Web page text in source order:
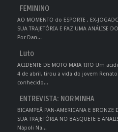
FEMININO
AO MOMENTO do ESPORTE , EX-
SUA TRAJETÓRIA E FAZ UMA ANÁLISE
Por Dan...
Luto
ACIDENTE DE MOTO MATA TITO Um
4 de abril, tirou a vida do jovem
conhecido...
ENTREVISTA: NORMINHA
BICAMPEÃ PAN-AMERICANA E BRONZE
SUA TRAJETÓRIA NO BASQUETE E
Nápoli Na...